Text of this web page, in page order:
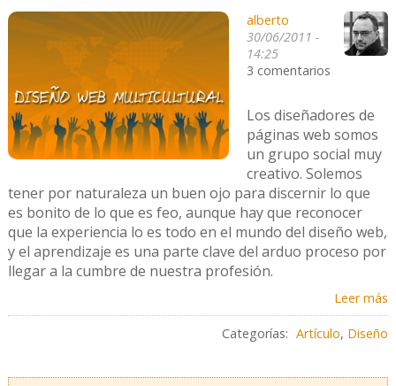
alberto
30/06/2011 -
14:25
3 comentarios
Los diseñadores de
páginas web somos
un grupo social muy
creativo. Solemos
tener por naturaleza un buen ojo para discernir lo que
es bonito de lo que es feo, aunque hay que reconocer
que la experiencia lo es todo en el mundo del diseño web,
y el aprendizaje es una parte clave del arduo proceso por
llegar a la cumbre de nuestra profesión.
Leer más
Categorías: Artículo, Diseño